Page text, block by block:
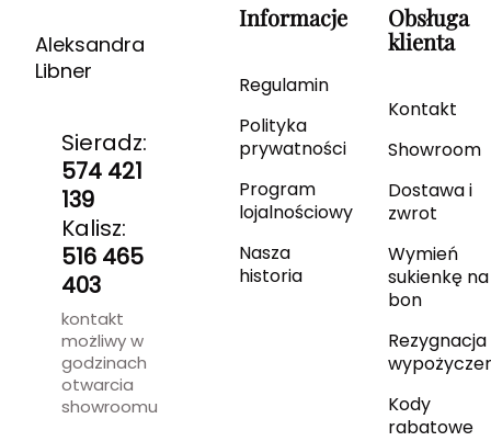
Aleksandra
Libner
Sieradz:
574 421
139
Kalisz:
516 465
403
kontakt
możliwy w
godzinach
otwarcia
showroomu
Informacje
Regulamin
Polityka
prywatności
Program
lojalnościowy
Nasza
historia
Obsługa
klienta
Kontakt
Showroom
Dostawa i
zwrot
Wymień
sukienkę na
bon
Rezygnacja
Kody
rabatowe